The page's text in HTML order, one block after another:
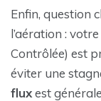
Enfin, question
l’aération :
Contrôlée) est
éviter une
fluxest